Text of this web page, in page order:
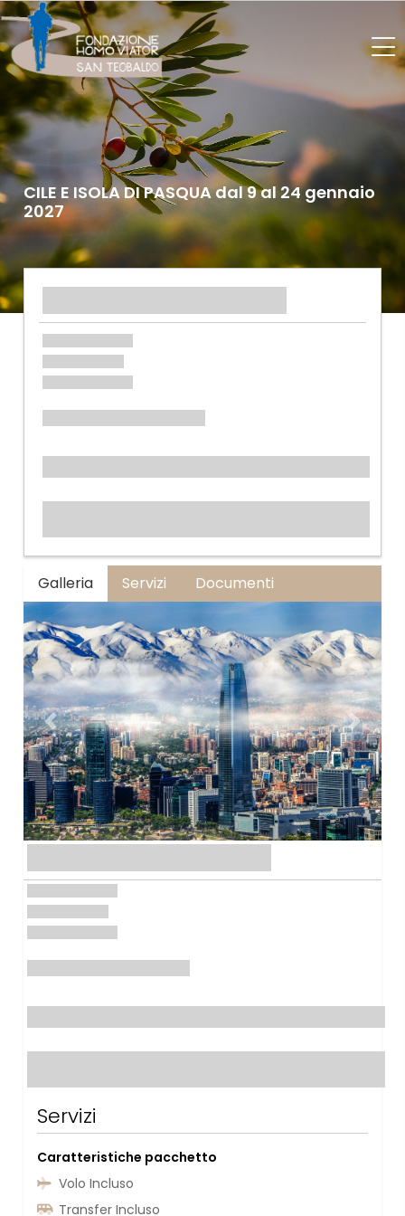
CILE E ISOLA DI PASQUA dal 9 al 24 gennaio
2027
Galleria Servizi Documenti
Previous Next
Servizi
Caratteristiche pacchetto
Volo Incluso
Transfer Incluso